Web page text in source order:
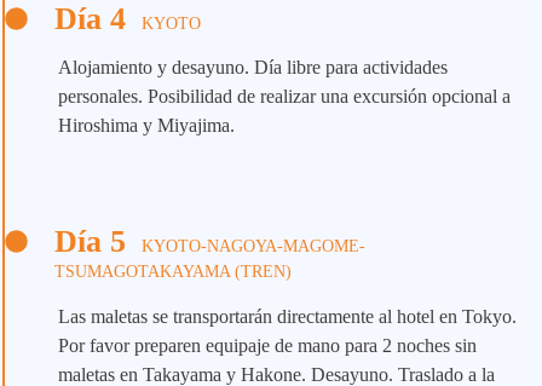
Día 4 KYOTO
Alojamiento y desayuno. Día libre para actividades
personales. Posibilidad de realizar una excursión opcional a
Hiroshima y Miyajima.
Día 5
KYOTO-NAGOYA-MAGOME-
TSUMAGOTAKAYAMA (TREN)
Las maletas se transportarán directamente al hotel en Tokyo.
Por favor preparen equipaje de mano para 2 noches sin
maletas en Takayama y Hakone. Desayuno. Traslado a la